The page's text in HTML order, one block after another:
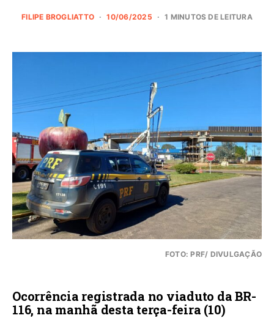
FILIPE BROGLIATTO 10/06/2025 1 MINUTOS DE LEITURA
FOTO: PRF/ DIVULGAÇÃO
Ocorrência registrada no viaduto da BR-
116, na manhã desta terça-feira (10)